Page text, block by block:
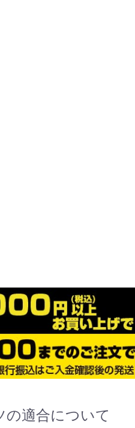
カートへ進む
の適合について